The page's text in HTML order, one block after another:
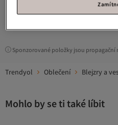
Sponzorované položky jsou propagační
Trendyol Oblečení Blejzry a
Mohlo by se ti také líbit